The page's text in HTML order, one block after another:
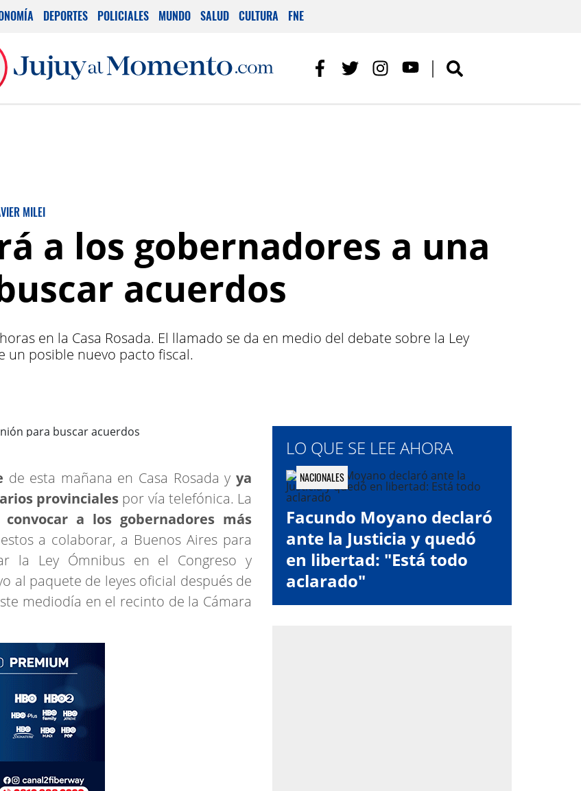
DEPORTES POLICIALES MUNDO SALUD CULTURA FNE
MILEI
a los gobernadores a una
acuerdos
en la Casa Rosada. El llamado se da en medio del debate sobre la Ley
un posible nuevo pacto fiscal.
de esta mañana en Casa Rosada yya
provinciales por vía telefónica. La
convocar a los gobernadores más
a colaborar, a Buenos Aires para
la Ley Ómnibus en el Congreso y
al paquete de leyes oficial después de
mediodía en el recinto de la Cámara
LO QUE SE LEE AHORA
NACIONALES
Facundo Moyano declaró
ante la Justicia y quedó
en libertad: "Está todo
aclarado"